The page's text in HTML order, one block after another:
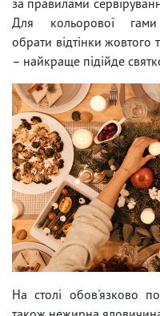
за правилами
Для кольорової
обрати відтінки жовтого
– найкраще підійде
На столі обов'язково